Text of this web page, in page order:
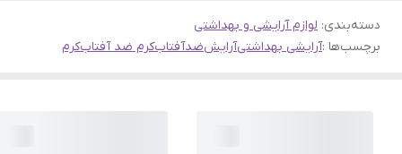
دسته‌بندی: لوازم آرایشی و بهداشتی
برچسب‌ها :آرایشی بهداشتیآرایشضدآفتابکرم ضد آفتابکرم